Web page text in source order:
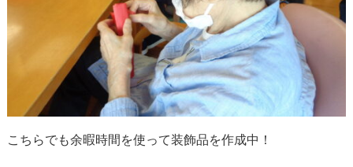
こちらでも余暇時間を使って装飾品を作成中！